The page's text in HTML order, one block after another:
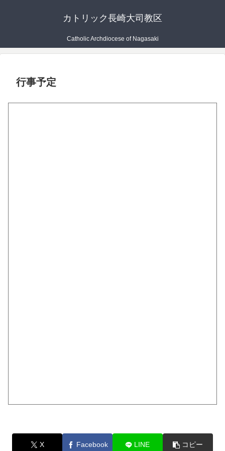
カトリック長崎大司教区
Catholic Archdiocese of Nagasaki
行事予定
X Facebook LINE コピー